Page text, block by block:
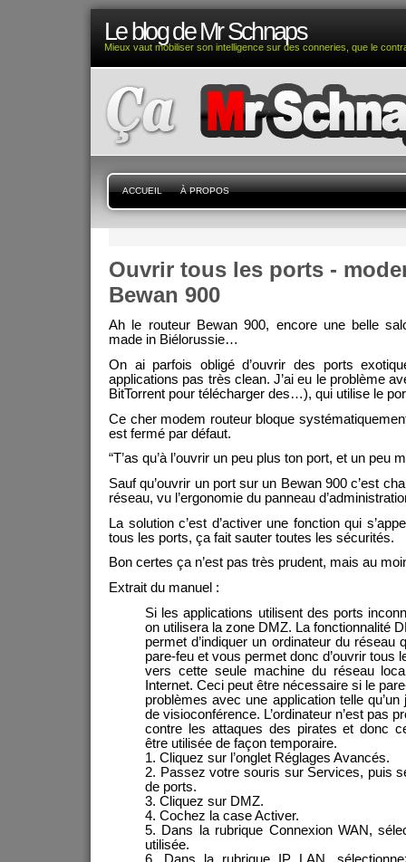
Le blog de Mr Schnaps
Mieux vaut mobiliser son intelligence sur des conneries, que le
ACCUEIL À PROPOS
Ouvrir tous les ports -
Bewan 900
Ah le routeur Bewan 900, encore une belle
made in Biélorussie…
On ai parfois obligé d’ouvrir des ports
applications pas très clean. J’ai eu le problème
BitTorrent pour télécharger des…), qui utilise le
Ce cher modem routeur bloque
est fermé par défaut.
“T’as qu’à l’ouvrir un peu plus ton port, et un peu
Sauf qu’ouvrir un port sur un Bewan 900 c’est
réseau, vu l’ergonomie du panneau
La solution c’est d’activer une fonction qui
tous les ports, ça fait sauter toutes les sécurités.
Bon certes ça n’est pas très prudent, mais au
Extrait du manuel :
Si les applications utilisent des ports
on utilisera la zone DMZ. La fonctionnalité
permet d’indiquer un ordinateur du réseau
pare-feu et vous permet donc d’ouvrir tous
vers cette seule machine du réseau
Internet. Ceci peut être nécessaire si le
problèmes avec une application telle
de visioconférence. L’ordinateur n’est pas
contre les attaques des pirates et donc
être utilisée de façon temporaire.
1. Cliquez sur l’onglet Réglages Avancés.
2. Passez votre souris sur Services, puis
de ports.
3. Cliquez sur DMZ.
4. Cochez la case Activer.
5. Dans la rubrique Connexion WAN,
utilisée.
6. Dans la rubrique IP LAN,